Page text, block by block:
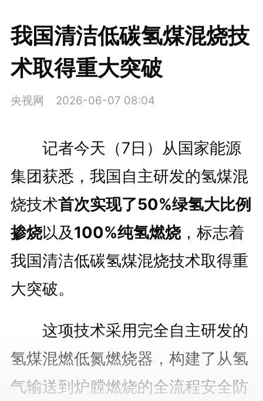
我国清洁低碳氢煤混烧技
术取得重大突破
央视网 2026-06-07 08:04
记者今天（7日）从国家能源
集团获悉，我国自主研发的氢煤混
烧技术首次实现了50%绿氢大比例
掺烧以及100%纯氢燃烧，标志着
我国清洁低碳氢煤混烧技术取得重
大突破。
这项技术采用完全自主研发的
氢煤混燃低氮燃烧器，构建了从氢
气输送到炉膛燃烧的全流程安全防